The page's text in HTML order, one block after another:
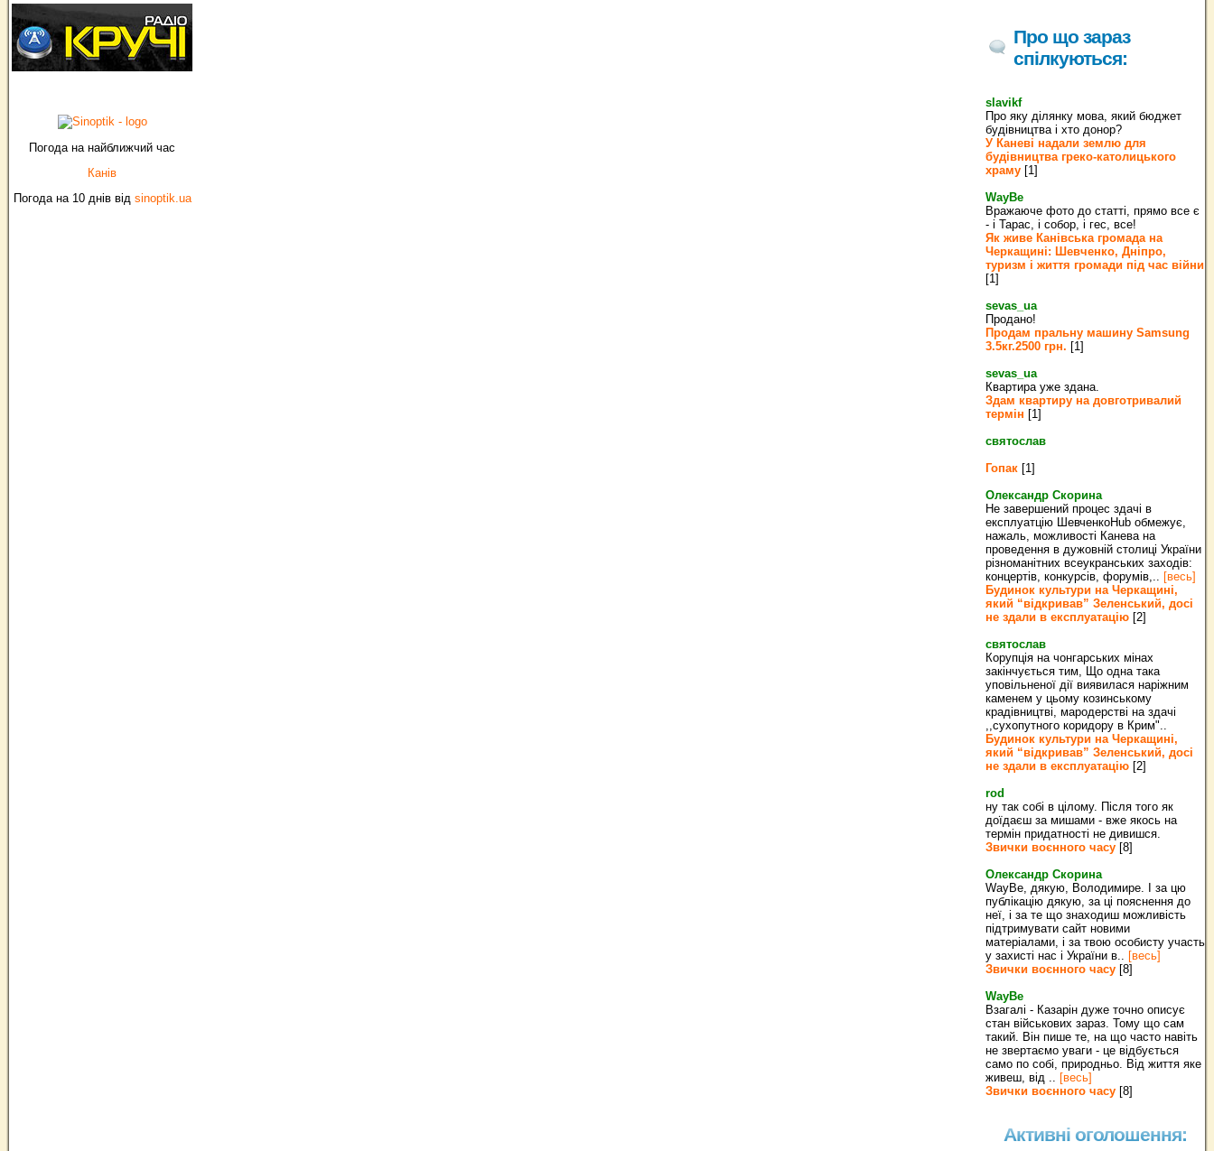
Погода на найближчий час
Канів
Погода на 10 днів від sinoptik.ua
Про що зараз
спілкуються:
slavikf
Про яку ділянку мова, який бюджет
будівництва і хто донор?
У Каневі надали землю для
будівництва греко‐католицького
храму [1]
WayBe
Вражаюче фото до статті, прямо все є
- і Тарас, і собор, і гес, все!
Як живе Канівська громада на
Черкащині: Шевченко, Дніпро,
туризм і життя громади під час війни
[1]
sevas_ua
Продано!
Продам пральну машину Samsung
3.5кг.2500 грн. [1]
sevas_ua
Квартира уже здана.
Здам квартиру на довготривалий
термін [1]
святослав
Гопак [1]
Олександр Скорина
Не завершений процес здачі в
експлуатцію ШевченкоHub обмежує,
нажаль, можливості Канева на
проведення в дужовній столиці України
різноманітних всеукранських заходів:
концертів, конкурсів, форумів,.. [весь]
Будинок культури на Черкащині,
який “відкривав” Зеленський, досі
не здали в експлуатацію [2]
святослав
Корупція на чонгарських мінах
закінчується тим, Що одна така
уповільненої дії виявилася наріжним
каменем у цьому козинському
крадівництві, мародерстві на здачі
,,сухопутного коридору в Крим"..
Будинок культури на Черкащині,
який “відкривав” Зеленський, досі
не здали в експлуатацію [2]
rod
ну так собі в цілому. Після того як
доїдаєш за мишами - вже якось на
термін придатності не дивишся.
Звички воєнного часу [8]
Олександр Скорина
WayBe, дякую, Володимире. І за цю
публікацію дякую, за ці пояснення до
неї, і за те що знаходиш можливість
підтримувати сайт новими
матеріалами, і за твою особисту участь
у захисті нас і України в.. [весь]
Звички воєнного часу [8]
WayBe
Взагалі - Казарін дуже точно описує
стан військових зараз. Тому що сам
такий. Він пише те, на що часто навіть
не звертаємо уваги - це відбується
само по собі, природньо. Від життя яке
живеш, від .. [весь]
Звички воєнного часу [8]
Активні оголошення: